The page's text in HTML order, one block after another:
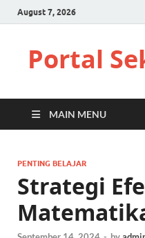
August 7, 2026
Portal
MAIN MENU
PENTING BELAJAR
Strategi